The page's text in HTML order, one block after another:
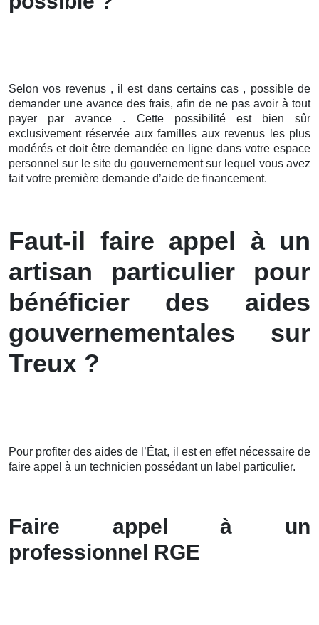
Selon vos revenus , il est dans certains cas , possible de
demander une avance des frais, afin de ne pas avoir à tout
payer par avance . Cette possibilité est bien sûr
exclusivement réservée aux familles aux revenus les plus
modérés et doit être demandée en ligne dans votre espace
personnel sur le site du gouvernement sur lequel vous avez
fait votre première demande d’aide de financement.
Faut-il faire appel à un
artisan particulier pour
bénéficier des aides
gouvernementales sur
Treux ?
Pour profiter des aides de l’État, il est en effet nécessaire de
faire appel à un technicien possédant un label particulier.
Faire appel à un
professionnel RGE